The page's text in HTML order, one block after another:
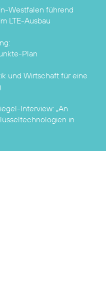
Westfalen führend
LTE-Ausbau
Plan
und Wirtschaft für eine
Interview: „An
in